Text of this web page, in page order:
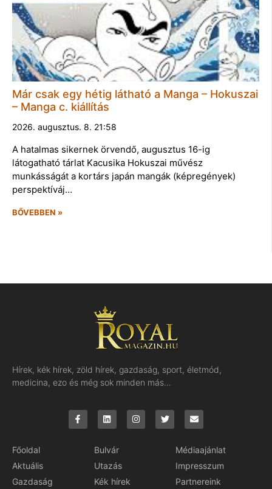
Már csak egy hétig látható a Manga – Hokuszai
– Manga c. kiállítás
2026. augusztus. 8. 21:58
A hatalmas sikernek örvendő, augusztus 16-ig
látogatható tárlat Kacusika Hokuszai művész
munkásságát a kortárs japán mangák (képregények)
perspektíváj…
BŐVEBBEN »
Hírek, kék hírek, zöld hírek, gazdaság, sport, életmód,
medicina, ezo és még sok minden más…
Főoldal
Aktuális
Gazdaság
Bulvár
Utazás
Kék hírek
Médiaajánlat
Impresszum
Partnereink